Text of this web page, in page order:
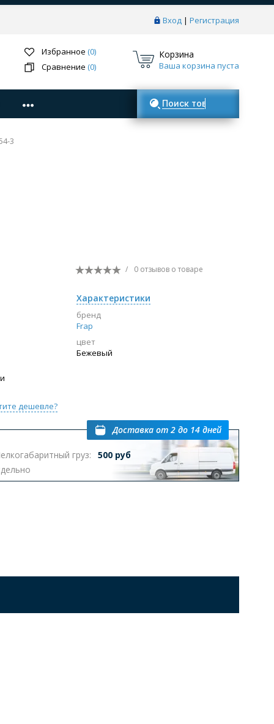
Вход | Регистрация
Избранное (0)
Сравнение (0)
Корзина
Ваша корзина пуста
Поиск товаров
3
/ 0 отзывов о товаре
Характеристики
бренд
Frap
цвет
Бежевый
дешевле?
груз:
500 руб
Доставка от 2 до 14 дней